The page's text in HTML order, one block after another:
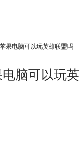
果电脑可以玩英雄联盟吗
脑可以玩英